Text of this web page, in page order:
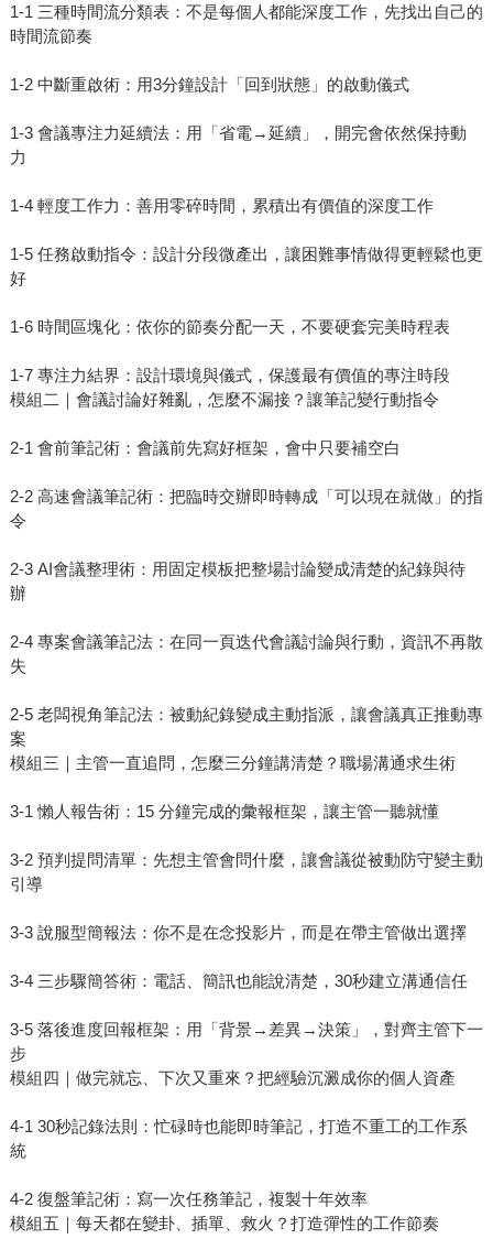
1-1 三種時間流分類表：不是每個人都能深度工作，先找出自己的
時間流節奏
1-2 中斷重啟術：用3分鐘設計「回到狀態」的啟動儀式
1-3 會議專注力延續法：用「省電→延續」，開完會依然保持動
力
1-4 輕度工作力：善用零碎時間，累積出有價值的深度工作
1-5 任務啟動指令：設計分段微產出，讓困難事情做得更輕鬆也更
好
1-6 時間區塊化：依你的節奏分配一天，不要硬套完美時程表
1-7 專注力結界：設計環境與儀式，保護最有價值的專注時段
模組二｜會議討論好雜亂，怎麼不漏接？讓筆記變行動指令
2-1 會前筆記術：會議前先寫好框架，會中只要補空白
2-2 高速會議筆記術：把臨時交辦即時轉成「可以現在就做」的指
令
2-3 AI會議整理術：用固定模板把整場討論變成清楚的紀錄與待
辦
2-4 專案會議筆記法：在同一頁迭代會議討論與行動，資訊不再散
失
2-5 老闆視角筆記法：被動紀錄變成主動指派，讓會議真正推動專
案
模組三｜主管一直追問，怎麼三分鐘講清楚？職場溝通求生術
3-1 懶人報告術：15 分鐘完成的彙報框架，讓主管一聽就懂
3-2 預判提問清單：先想主管會問什麼，讓會議從被動防守變主動
引導
3-3 說服型簡報法：你不是在念投影片，而是在帶主管做出選擇
3-4 三步驟簡答術：電話、簡訊也能說清楚，30秒建立溝通信任
3-5 落後進度回報框架：用「背景→差異→決策」，對齊主管下一
步
模組四｜做完就忘、下次又重來？把經驗沉澱成你的個人資產
4-1 30秒記錄法則：忙碌時也能即時筆記，打造不重工的工作系
統
4-2 復盤筆記術：寫一次任務筆記，複製十年效率
模組五｜每天都在變卦、插單、救火？打造彈性的工作節奏